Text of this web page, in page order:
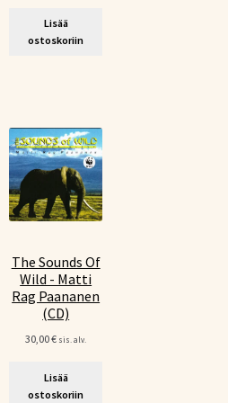
Lisää
ostoskoriin
The Sounds Of
Wild - Matti
Rag Paananen
(CD)
30,00€ sis. alv.
Lisää
ostoskoriin